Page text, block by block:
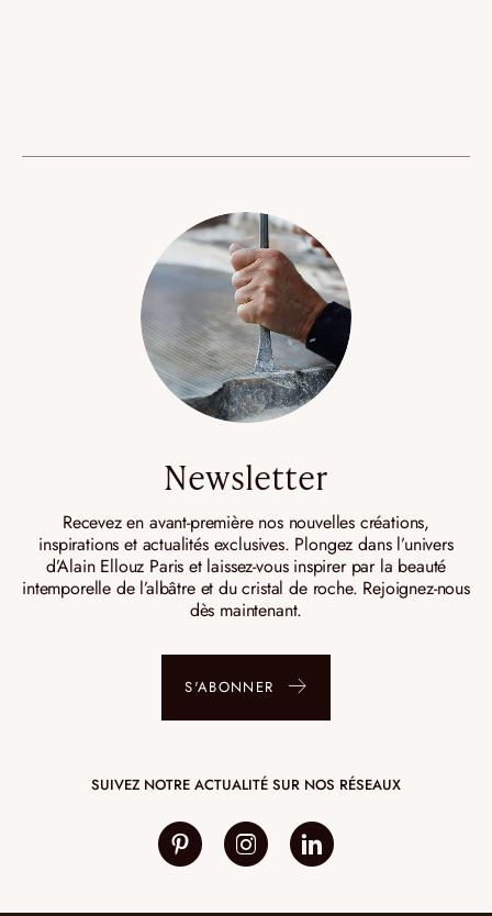
Newsletter
Recevez en avant-première nos nouvelles créations,
inspirations et actualités exclusives. Plongez dans l’univers
d’Alain Ellouz Paris et laissez-vous inspirer par la beauté
intemporelle de l’albâtre et du cristal de roche. Rejoignez-nous
dès maintenant.
S'ABONNER
SUIVEZ NOTRE ACTUALITÉ SUR NOS RÉSEAUX